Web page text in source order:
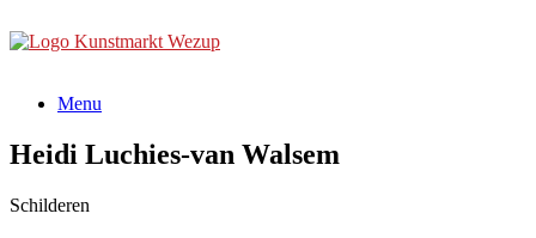
naar
Menu
Heidi Luchies-van Walsem
Schilderen